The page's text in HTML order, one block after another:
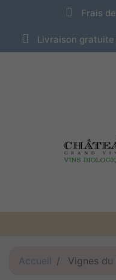
Frais
Livraison
Accueil Vignes du